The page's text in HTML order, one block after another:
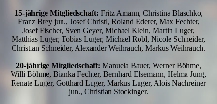
15-jährige Mitgliedschaft: Fritz Amann, Christina Blaschko,
Franz Brey jun., Josef Christl, Roland Ederer, Max Fechter,
Josef Fischer, Sven Geyer, Michael Klein, Martin Luger,
Matthias Luger, Tobias Luger, Michael Robl, Nicole Schneider,
Christian Schneider, Alexander Weihrauch, Markus Weihrauch.
20-jährige Mitgliedschaft: Manuela Bauer, Werner Böhme,
Willi Böhme, Bianka Fechter, Bernhard Elsemann, Helma Jung,
Renate Luger, Gotthard Luger, Markus Luger, Alois Nachreiner
jun., Christian Stockinger.